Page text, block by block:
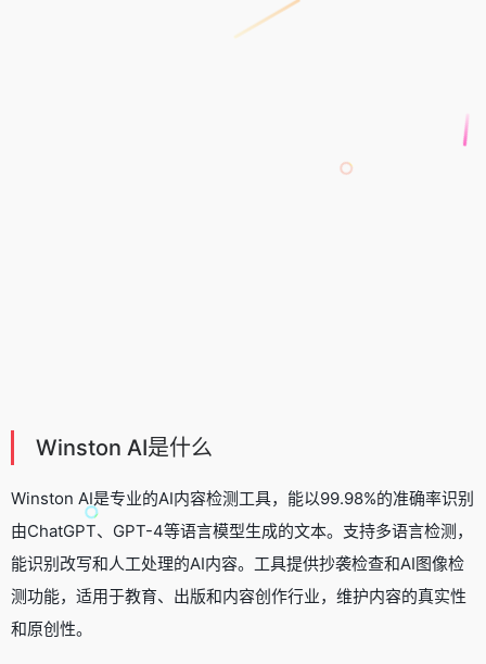
Winston AI是什么
Winston AI是专业的AI内容检测工具，能以99.98%的准确率识别
由ChatGPT、GPT-4等语言模型生成的文本。支持多语言检测，
能识别改写和人工处理的AI内容。工具提供抄袭检查和AI图像检
测功能，适用于教育、出版和内容创作行业，维护内容的真实性
和原创性。